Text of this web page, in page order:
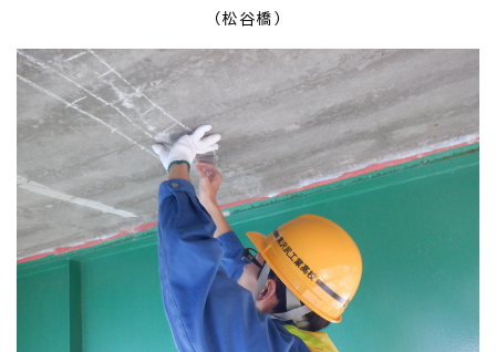
（松谷橋）